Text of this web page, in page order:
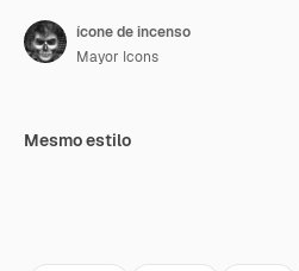
ícone de incenso
Mayor Icons
Mesmo estilo